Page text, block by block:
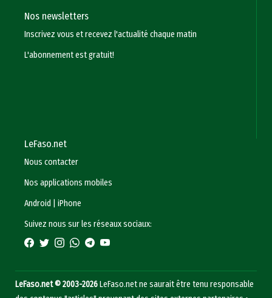
Nos newsletters
Inscrivez vous et recevez l'actualité chaque matin
L'abonnement est gratuit!
LeFaso.net
Nous contacter
Nos applications mobiles
Android
|iPhone
Suivez nous sur les réseaux sociaux:
LeFaso.net © 2003-2026LeFaso.net ne saurait être tenu responsable